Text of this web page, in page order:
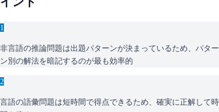
1
非言語の推論問題は出題パターンが決まっているため、パター
ン別の解法を暗記するのが最も効率的
2
言語の語彙問題は短時間で得点できるため、確実に正解して時